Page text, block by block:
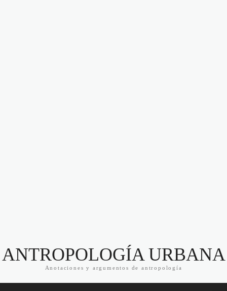
ANTROPOLOGÍA URBANA
Anotaciones y argumentos de antropología